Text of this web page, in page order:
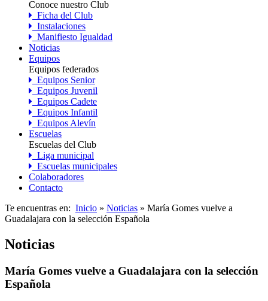
Conoce nuestro Club
Ficha del Club
Instalaciones
Manifiesto Igualdad
Noticias
Equipos
Equipos federados
Equipos Senior
Equipos Juvenil
Equipos Cadete
Equipos Infantil
Equipos Alevín
Escuelas
Escuelas del Club
Liga municipal
Escuelas municipales
Colaboradores
Contacto
Te encuentras en: Inicio » Noticias » María Gomes vuelve a
Guadalajara con la selección Española
Noticias
María Gomes vuelve a Guadalajara con la selección
Española